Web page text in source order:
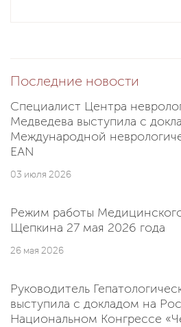
Последние новости
Специалист Центра
Медведева выступила с
Международной
EAN
03 июля 2026
Режим работы
Щепкина 27 мая 2026 года
26 мая 2026
Руководитель
выступила с докладом на
Национальном Конгрессе